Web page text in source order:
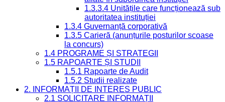
1.3.3.4 Unitățile care funcționează sub
autoritatea instituției
1.3.4 Guvernanță corporativă
1.3.5 Carieră (anunțurile posturilor scoase
la concurs)
1.4 PROGRAME ȘI STRATEGII
1.5 RAPOARTE ȘI STUDII
1.5.1 Rapoarte de Audit
1.5.2 Studii realizate
2. INFORMAȚII DE INTERES PUBLIC
2.1 SOLICITARE INFORMAȚII